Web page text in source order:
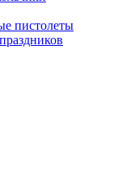
пистолеты